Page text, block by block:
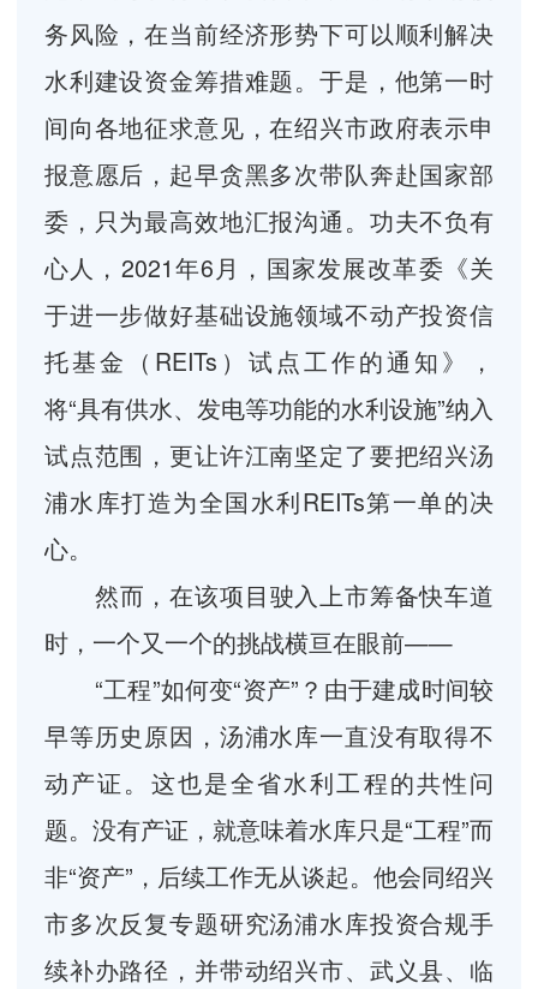
务风险，在当前经济形势下可以顺利解决
水利建设资金筹措难题。于是，他第一时
间向各地征求意见，在绍兴市政府表示申
报意愿后，起早贪黑多次带队奔赴国家部
委，只为最高效地汇报沟通。功夫不负有
心人，2021年6月，国家发展改革委《关
于进一步做好基础设施领域不动产投资信
托基金（REITs）试点工作的通知》，
将“具有供水、发电等功能的水利设施”纳入
试点范围，更让许江南坚定了要把绍兴汤
浦水库打造为全国水利REITs第一单的决
心。
然而，在该项目驶入上市筹备快车道
时，一个又一个的挑战横亘在眼前——
“工程”如何变“资产”？由于建成时间较
早等历史原因，汤浦水库一直没有取得不
动产证。这也是全省水利工程的共性问
题。没有产证，就意味着水库只是“工程”而
非“资产”，后续工作无从谈起。他会同绍兴
市多次反复专题研究汤浦水库投资合规手
续补办路径，并带动绍兴市、武义县、临